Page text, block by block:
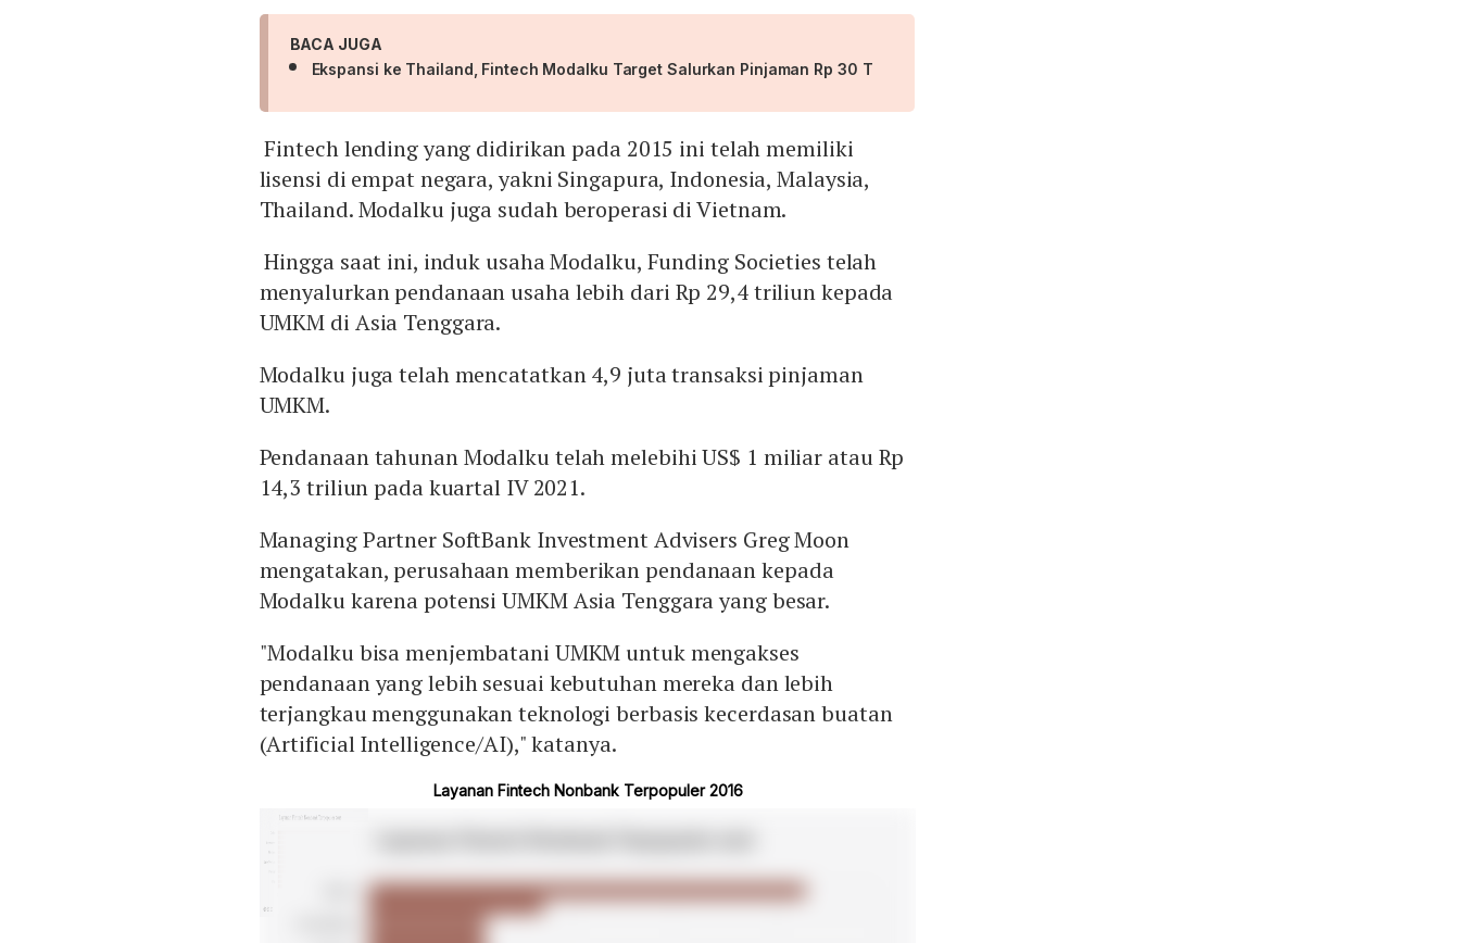
BACA JUGA
Ekspansi ke Thailand, Fintech Modalku Target Salurkan Pinjaman Rp 30 T
Fintech lending yang didirikan pada 2015 ini telah memiliki
lisensi di empat negara, yakni Singapura, Indonesia, Malaysia,
Thailand. Modalku juga sudah beroperasi di Vietnam.
Hingga saat ini, induk usaha Modalku, Funding Societies telah
menyalurkan pendanaan usaha lebih dari Rp 29,4 triliun kepada
UMKM di Asia Tenggara.
Modalku juga telah mencatatkan 4,9 juta transaksi pinjaman
UMKM.
Pendanaan tahunan Modalku telah melebihi US$ 1 miliar atau Rp
14,3 triliun pada kuartal IV 2021.
Managing Partner SoftBank Investment Advisers Greg Moon
mengatakan, perusahaan memberikan pendanaan kepada
Modalku karena potensi UMKM Asia Tenggara yang besar.
"Modalku bisa menjembatani UMKM untuk mengakses
pendanaan yang lebih sesuai kebutuhan mereka dan lebih
terjangkau menggunakan teknologi berbasis kecerdasan buatan
(Artificial Intelligence/AI)," katanya.